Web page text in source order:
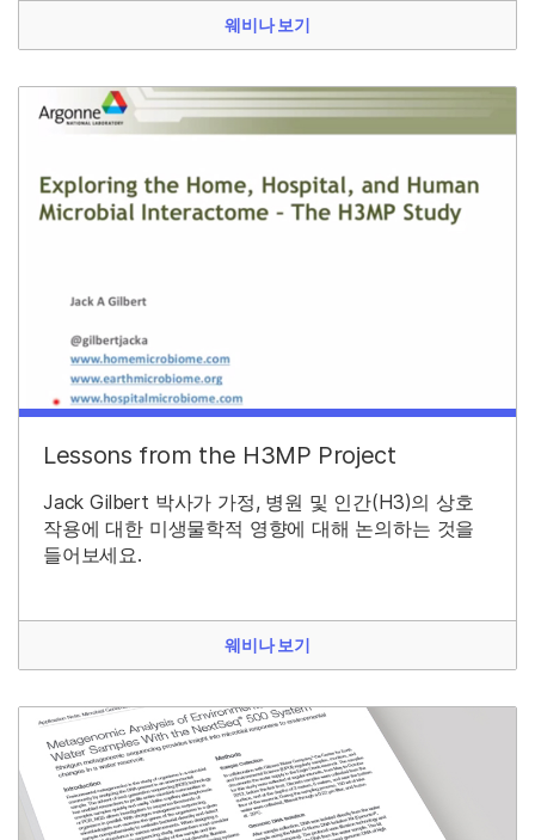
웨비나 보기
Lessons from the H3MP Project
Jack Gilbert 박사가 가정, 병원 및 인간(H3)의 상호
작용에 대한 미생물학적 영향에 대해 논의하는 것을
들어보세요.
웨비나 보기